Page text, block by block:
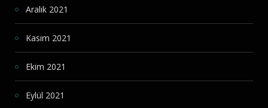
Aralık 2021
Kasım 2021
Ekim 2021
Eylül 2021